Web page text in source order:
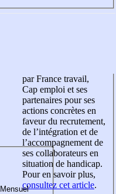
par France travail,
Cap emploi et ses
partenaires pour ses
actions concrètes en
faveur du recrutement,
de l’intégration et de
l’accompagnement de
ses collaborateurs en
situation de handicap.
Pour en savoir plus,
consultez cet article.